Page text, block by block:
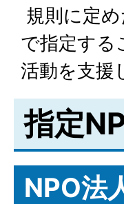
規則に定
で指定する
活動を支援
指定
NPO法